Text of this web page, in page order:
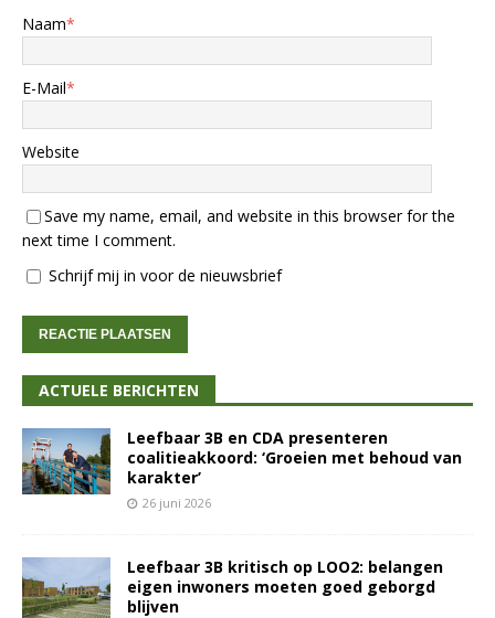
Naam*
E-Mail*
Website
Save my name, email, and website in this browser for the
next time I comment.
Schrijf mij in voor de nieuwsbrief
ACTUELE BERICHTEN
Leefbaar 3B en CDA presenteren
coalitieakkoord: ‘Groeien met behoud van
karakter’
26 juni 2026
Leefbaar 3B kritisch op LOO2: belangen
eigen inwoners moeten goed geborgd
blijven